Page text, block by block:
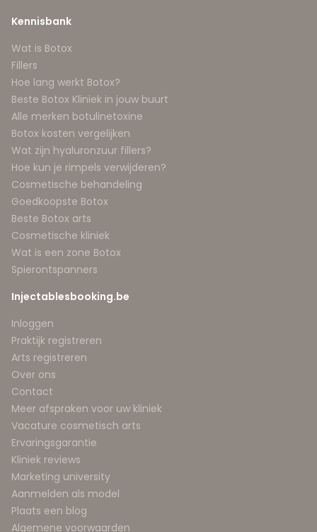
Kennisbank
Wat is Botox
Fillers
Hoe lang werkt Botox?
Beste Botox Kliniek in jouw buurt
Alle merken botulinetoxine
Botox kosten vergelijken
Wat zijn hyaluronzuur fillers?
Hoe kun je rimpels verwijderen?
Cosmetische behandeling
Goedkoopste Botox
Beste Botox arts
Cosmetische kliniek
Wat is een zone Botox
Spierontspanners
Injectablesbooking.be
Inloggen
Praktijk registreren
Arts registreren
Over ons
Contact
Meer afspraken voor uw kliniek
Vacature cosmetisch arts
Ervaringsgarantie
Kliniek reviews
Marketing university
Aanmelden als model
Plaats een blog
Algemene voorwaarden